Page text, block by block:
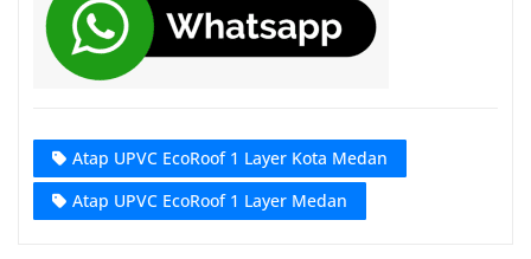
Atap UPVC EcoRoof 1 Layer Kota Medan
Atap UPVC EcoRoof 1 Layer Medan